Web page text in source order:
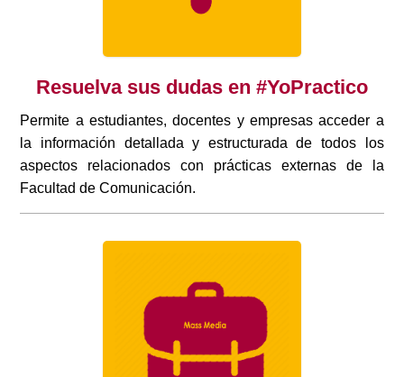
Resuelva sus dudas en #YoPractico
Permite a estudiantes, docentes y empresas acceder a
la información detallada y estructurada de todos los
aspectos relacionados con prácticas externas de la
Facultad de Comunicación.